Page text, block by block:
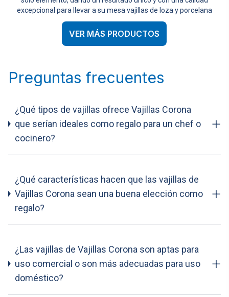
excepcional para llevar a su mesa vajillas de loza y porcelana
VER MÁS PRODUCTOS
Preguntas frecuentes
¿Qué tipos de vajillas ofrece Vajillas Corona
que serían ideales como regalo para un chef o
cocinero?
+
¿Qué características hacen que las vajillas de
Vajillas Corona sean una buena elección como
regalo?
+
¿Las vajillas de Vajillas Corona son aptas para
uso comercial o son más adecuadas para uso
doméstico?
+